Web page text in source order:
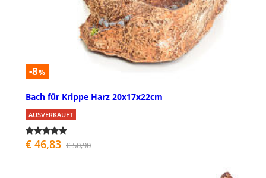
-8%
Bach für Krippe Harz 20x17x22cm
AUSVERKAUFT
€ 46,83 € 50,90